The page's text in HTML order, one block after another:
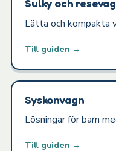
Sulky och
Lätta och kompakta
Till guiden →
Syskonvagn
Lösningar för barn
Till guiden →